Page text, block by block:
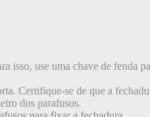
use uma chave de fenda
Certifique-se de que a
dos parafusos.